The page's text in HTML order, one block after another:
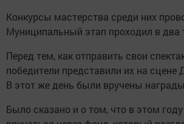
Конкурсы мастерства среди них
Муниципальный этап проходил в два
Перед тем, как отправить свои
победители представили их на сцене
В этот же день были вручены
Было сказано и о том, что в этом